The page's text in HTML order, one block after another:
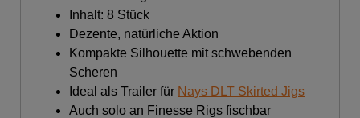
Inhalt: 8 Stück
Dezente, natürliche Aktion
Kompakte Silhouette mit schwebenden
Scheren
Ideal als Trailer für Nays DLT Skirted Jigs
Auch solo an Finesse Rigs fischbar